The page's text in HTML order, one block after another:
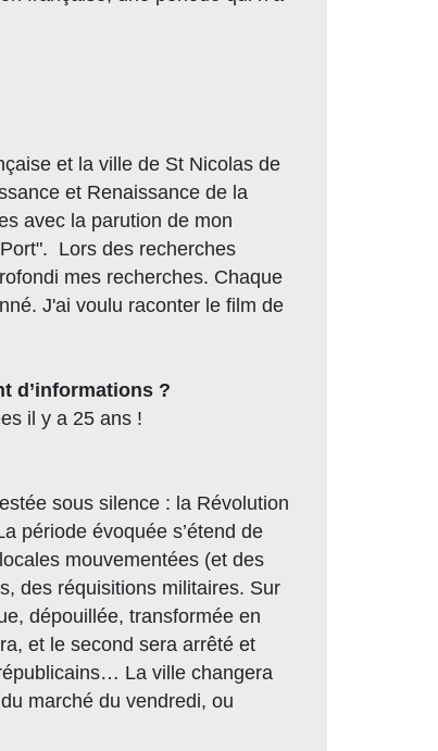
et la ville de St Nicolas de
et Renaissance de la
avec la parution de mon
Lors des recherches
mes recherches. Chaque
J'ai voulu raconter le film de
d’informations ?
il y a 25 ans !
sous silence : la Révolution
période évoquée s’étend de
mouvementées (et des
des réquisitions militaires. Sur
dépouillée, transformée en
et le second sera arrêté et
La ville changera
marché du vendredi, ou